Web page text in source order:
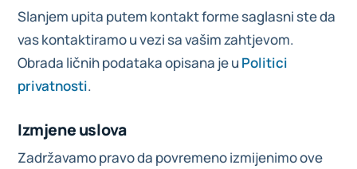
Slanjem upita putem kontakt forme saglasni ste da
vas kontaktiramo u vezi sa vašim zahtjevom.
Obrada ličnih podataka opisana je u Politici
privatnosti.
Izmjene uslova
Zadržavamo pravo da povremeno izmijenimo ove